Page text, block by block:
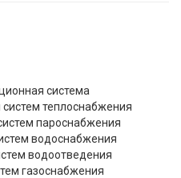
система
теплоснабжения
пароснабжения
водоснабжения
водоотведения
газоснабжения